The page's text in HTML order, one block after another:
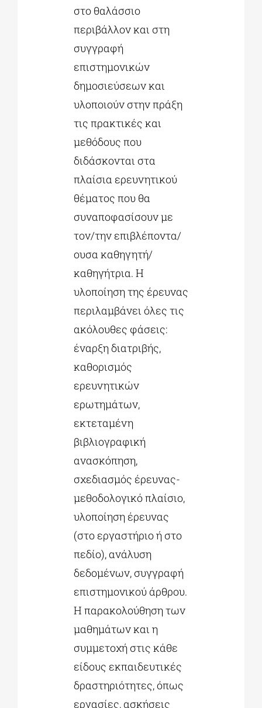
στο θαλάσσιο
περιβάλλον και στη
συγγραφή
επιστημονικών
δημοσιεύσεων και
υλοποιούν στην πράξη
τις πρακτικές και
μεθόδους που
διδάσκονται στα
πλαίσια ερευνητικού
θέματος που θα
συναποφασίσουν με
τον/την επιβλέποντα/
ουσα καθηγητή/
καθηγήτρια. Η
υλοποίηση της έρευνας
περιλαμβάνει όλες τις
ακόλουθες φάσεις:
έναρξη διατριβής,
καθορισμός
ερευνητικών
ερωτημάτων,
εκτεταμένη
βιβλιογραφική
ανασκόπηση,
σχεδιασμός έρευνας-
μεθοδολογικό πλαίσιο,
υλοποίηση έρευνας
(στο εργαστήριο ή στο
πεδίο), ανάλυση
δεδομένων, συγγραφή
επιστημονικού άρθρου.
Η παρακολούθηση των
μαθημάτων και η
συμμετοχή στις κάθε
είδους εκπαιδευτικές
δραστηριότητες, όπως
εργασίες, ασκήσεις